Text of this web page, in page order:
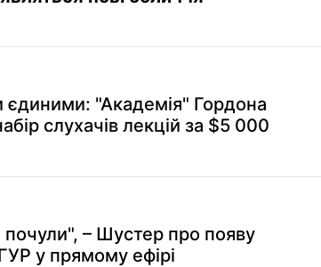
"Академія" Гордона
слухачів лекцій за $5 000
почули", – Шустер про появу
у прямому ефірі